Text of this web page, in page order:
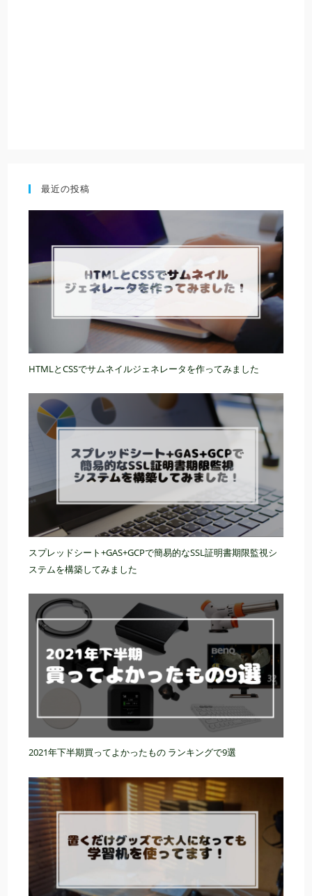
最近の投稿
HTMLとCSSでサムネイルジェネレータを作ってみました
スプレッドシート+GAS+GCPで簡易的なSSL証明書期限監視シ
ステムを構築してみました
2021年下半期買ってよかったもの ランキングで9選